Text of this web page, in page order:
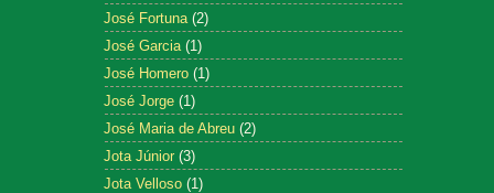
José Fortuna (2)
José Garcia (1)
José Homero (1)
José Jorge (1)
José Maria de Abreu (2)
Jota Júnior (3)
Jota Velloso (1)